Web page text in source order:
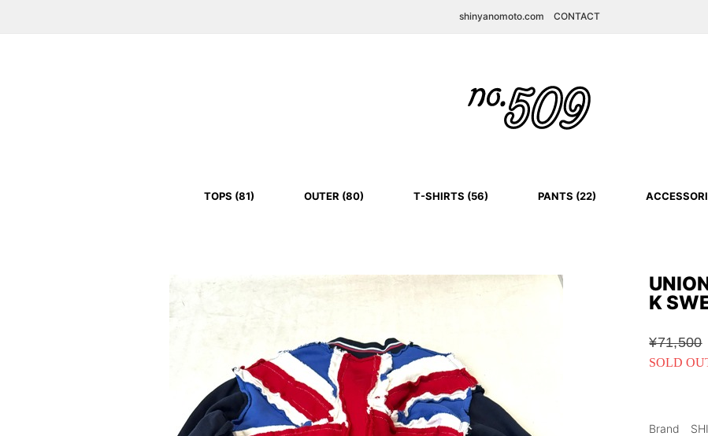
shinyanomoto.com CONTACT
TOPS (81) OUTER (80) T-SHIRTS (56) PANTS (22)
K
¥71,500
SOLD
Brand